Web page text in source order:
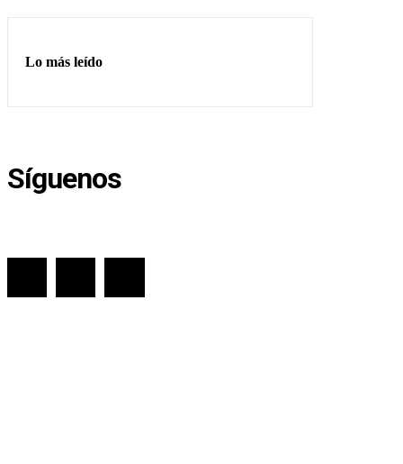
Lo más leído
Síguenos